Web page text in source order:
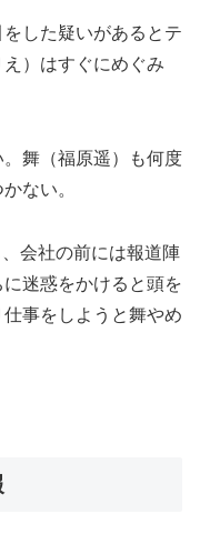
した疑いがあるとテ
）はすぐにめぐみ
舞（福原遥）も何度
ない。
会社の前には報道陣
迷惑をかけると頭を
事をしようと舞やめ